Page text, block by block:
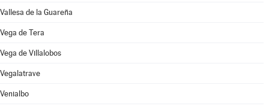
Vallesa de la Guareña
Vega de Tera
Vega de Villalobos
Vegalatrave
Venialbo